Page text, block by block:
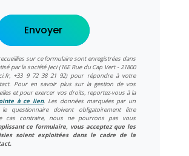
Envoyer
sur ce formulaire sont enregistrées dans
par la société Jeci (16E Rue du Cap Vert - 21800
+33 9 72 38 21 92) pour répondre à votre
Pour en savoir plus sur la gestion de vos
et pour exercer vos droits, reportez-vous à la
à ce lien. Les données marquées par un
questionnaire doivent obligatoirement être
cas contraire, nous ne pourrons pas vous
ce formulaire, vous acceptez que les
soient exploitées dans le cadre de la